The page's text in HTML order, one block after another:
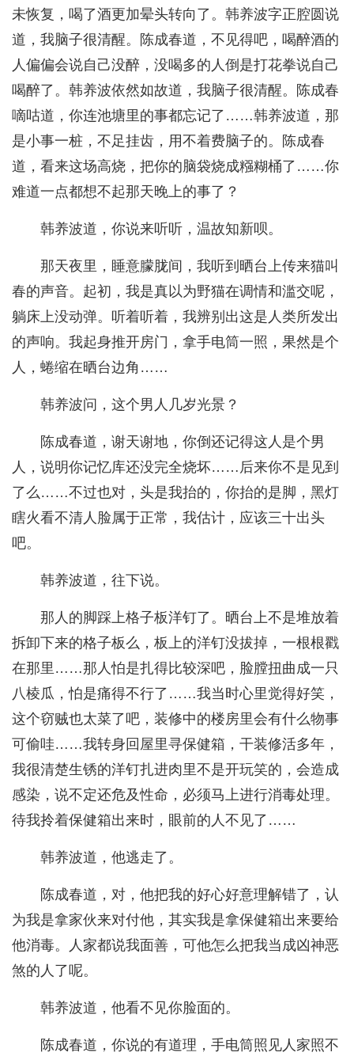
未恢复，喝了酒更加晕头转向了。韩养波字正腔圆说
道，我脑子很清醒。陈成春道，不见得吧，喝醉酒的
人偏偏会说自己没醉，没喝多的人倒是打花拳说自己
喝醉了。韩养波依然如故道，我脑子很清醒。陈成春
嘀咕道，你连池塘里的事都忘记了……韩养波道，那
是小事一桩，不足挂齿，用不着费脑子的。陈成春
道，看来这场高烧，把你的脑袋烧成糨糊桶了……你
难道一点都想不起那天晚上的事了？
韩养波道，你说来听听，温故知新呗。
那天夜里，睡意朦胧间，我听到晒台上传来猫叫
春的声音。起初，我是真以为野猫在调情和滥交呢，
躺床上没动弹。听着听着，我辨别出这是人类所发出
的声响。我起身推开房门，拿手电筒一照，果然是个
人，蜷缩在晒台边角……
韩养波问，这个男人几岁光景？
陈成春道，谢天谢地，你倒还记得这人是个男
人，说明你记忆库还没完全烧坏……后来你不是见到
了么……不过也对，头是我抬的，你抬的是脚，黑灯
瞎火看不清人脸属于正常，我估计，应该三十出头
吧。
韩养波道，往下说。
那人的脚踩上格子板洋钉了。晒台上不是堆放着
拆卸下来的格子板么，板上的洋钉没拔掉，一根根戳
在那里……那人怕是扎得比较深吧，脸膛扭曲成一只
八棱瓜，怕是痛得不行了……我当时心里觉得好笑，
这个窃贼也太菜了吧，装修中的楼房里会有什么物事
可偷哇……我转身回屋里寻保健箱，干装修活多年，
我很清楚生锈的洋钉扎进肉里不是开玩笑的，会造成
感染，说不定还危及性命，必须马上进行消毒处理。
待我拎着保健箱出来时，眼前的人不见了……
韩养波道，他逃走了。
陈成春道，对，他把我的好心好意理解错了，认
为我是拿家伙来对付他，其实我是拿保健箱出来要给
他消毒。人家都说我面善，可他怎么把我当成凶神恶
煞的人了呢。
韩养波道，他看不见你脸面的。
陈成春道，你说的有道理，手电筒照见人家照不